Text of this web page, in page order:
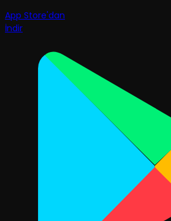
App Store'dan
İndir